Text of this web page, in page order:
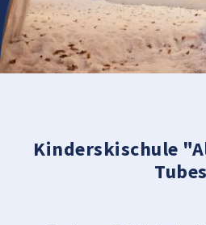
Kinderskischule
Tubes